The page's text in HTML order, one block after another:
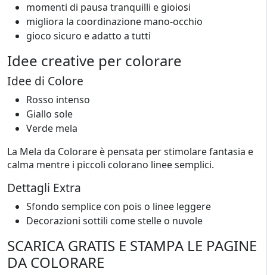
momenti di pausa tranquilli e gioiosi
migliora la coordinazione mano-occhio
gioco sicuro e adatto a tutti
Idee creative per colorare
Idee di Colore
Rosso intenso
Giallo sole
Verde mela
La Mela da Colorare è pensata per stimolare fantasia e
calma mentre i piccoli colorano linee semplici.
Dettagli Extra
Sfondo semplice con pois o linee leggere
Decorazioni sottili come stelle o nuvole
SCARICA GRATIS E STAMPA LE PAGINE
DA COLORARE